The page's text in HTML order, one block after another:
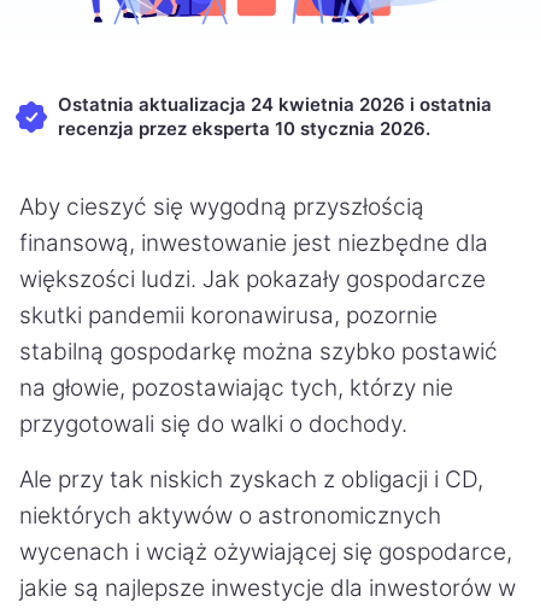
Ostatnia aktualizacja 24 kwietnia 2026 i ostatnia
recenzja przez eksperta 10 stycznia 2026.
Aby cieszyć się wygodną przyszłością
finansową, inwestowanie jest niezbędne dla
większości ludzi. Jak pokazały gospodarcze
skutki pandemii koronawirusa, pozornie
stabilną gospodarkę można szybko postawić
na głowie, pozostawiając tych, którzy nie
przygotowali się do walki o dochody.
Ale przy tak niskich zyskach z obligacji i CD,
niektórych aktywów o astronomicznych
wycenach i wciąż ożywiającej się gospodarce,
jakie są najlepsze inwestycje dla inwestorów w